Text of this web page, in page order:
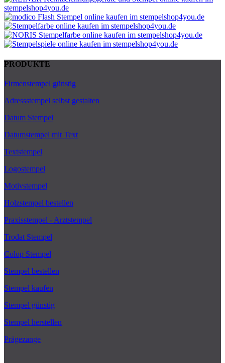
PRODUKTE
Firmenstempel günstig
Adressstempel selbst gestalten
Datum Stempel
Datumstempel mit Text
Textstempel
Logostempel
Motivstempel
Holzstempel bestellen
Praxisstempel - Arztstempel
Trodat Stempel
Colop Stempel
Stempel bestellen
Stempel kaufen
Stempel günstig
Stempel herstellen
Prägezange